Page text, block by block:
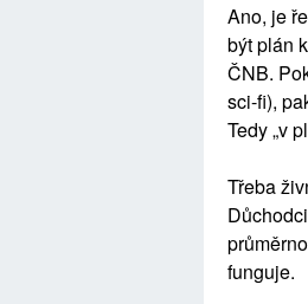
Ano, je
být plán
ČNB.
sci-fi),
Tedy „v
Třeba
funguje.